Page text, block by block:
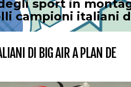
sport in
campioni italiani
DI BIG AIR A PLAN DE